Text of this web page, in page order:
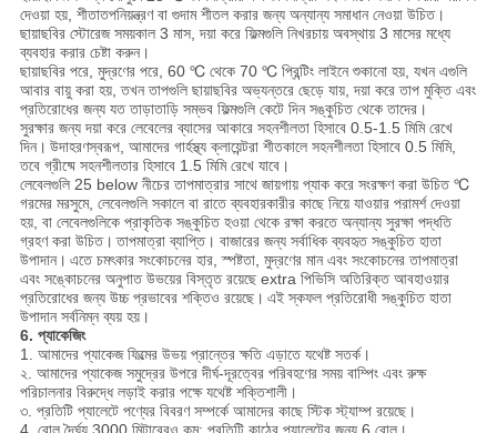
দেওয়া হয়, শীতাতপনিয়ন্ত্রণ বা গুদাম শীতল করার জন্য অন্যান্য সমাধান নেওয়া উচিত।
ছায়াছবির স্টোরেজ সময়কাল 3 মাস, দয়া করে ফিল্মগুলি নিখরচায় অবস্থায় 3 মাসের মধ্যে
ব্যবহার করার চেষ্টা করুন।
ছায়াছবির পরে, মুদ্রণের পরে, 60 ℃ থেকে 70 ℃ প্রিন্টিং লাইনে শুকানো হয়, যখন এগুলি
আবার বায়ু করা হয়, তখন তাপগুলি ছায়াছবির অভ্যন্তরে ছেড়ে যায়, দয়া করে তাপ মুক্তি এবং
প্রতিরোধের জন্য যত তাড়াতাড়ি সম্ভব ফিল্মগুলি কেটে দিন সঙ্কুচিত থেকে তাদের।
সুরক্ষার জন্য দয়া করে লেবেলের ব্যাসের আকারে সহনশীলতা হিসাবে 0.5-1.5 মিমি রেখে
দিন। উদাহরণস্বরূপ, আমাদের গার্হস্থ্য ক্লায়েন্টরা শীতকালে সহনশীলতা হিসাবে 0.5 মিমি,
তবে গ্রীষ্মে সহনশীলতার হিসাবে 1.5 মিমি রেখে যাবে।
লেবেলগুলি 25 below নীচের তাপমাত্রার সাথে জায়গায় প্যাক করে সংরক্ষণ করা উচিত ℃
গরমের মরসুমে, লেবেলগুলি সকালে বা রাতে ব্যবহারকারীর কাছে নিয়ে যাওয়ার পরামর্শ দেওয়া
হয়, বা লেবেলগুলিকে প্রাকৃতিক সঙ্কুচিত হওয়া থেকে রক্ষা করতে অন্যান্য সুরক্ষা পদ্ধতি
গ্রহণ করা উচিত। তাপমাত্রা ব্যাপ্তি। বাজারের জন্য সর্বাধিক ব্যবহৃত সঙ্কুচিত হাতা
উপাদান। এতে চমৎকার সংকোচনের হার, স্পষ্টতা, মুদ্রণের মান এবং সংকোচনের তাপমাত্রা
এবং সঙ্কোচনের অনুপাত উভয়ের বিস্তৃত রয়েছে extra পিভিসি অতিরিক্ত আবহাওয়ার
প্রতিরোধের জন্য উচ্চ প্রভাবের শক্তিও রয়েছে। এই স্কফল প্রতিরোধী সঙ্কুচিত হাতা
উপাদান সর্বনিম্ন ব্যয় হয়।
6. প্যাকেজিং
1. আমাদের প্যাকেজ ফিল্মের উভয় প্রান্তের ক্ষতি এড়াতে যথেষ্ট সতর্ক।
২. আমাদের প্যাকেজ সমুদ্রের উপরে দীর্ঘ-দূরত্বের পরিবহণের সময় বাম্পিং এবং রুক্ষ
পরিচালনার বিরুদ্ধে লড়াই করার পক্ষে যথেষ্ট শক্তিশালী।
৩. প্রতিটি প্যালেটে পণ্যের বিবরণ সম্পর্কে আমাদের কাছে স্টিক স্ট্যাম্প রয়েছে।